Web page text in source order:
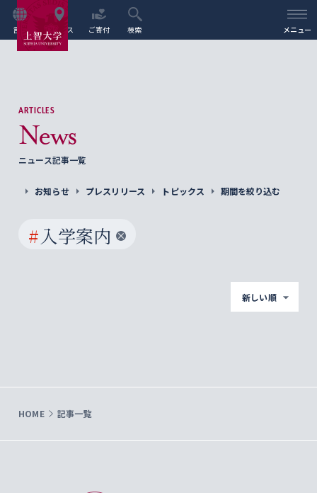
言語 アクセス ご寄付 検索 メニュー
ARTICLES
News
ニュース記事一覧
お知らせ プレスリリース トピックス 期間を絞り込む
#入学案内
新しい順
HOME 記事一覧